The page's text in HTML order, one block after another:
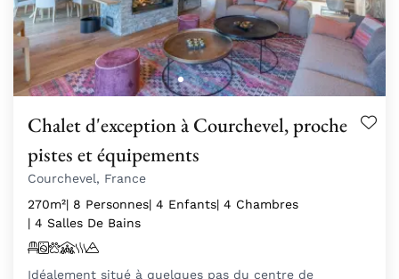
Chalet d'exception à Courchevel, proche
pistes et équipements
Courchevel, France
270m²| 8 Personnes| 4 Enfants| 4 Chambres
| 4 Salles De Bains
Idéalement situé à quelques pas du centre de